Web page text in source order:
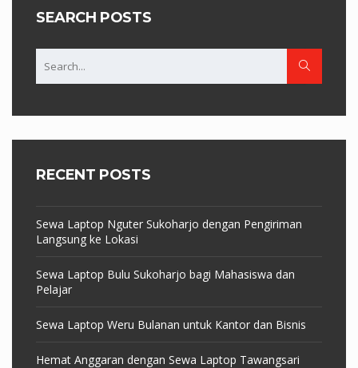
SEARCH POSTS
RECENT POSTS
Sewa Laptop Nguter Sukoharjo dengan Pengiriman
Langsung ke Lokasi
Sewa Laptop Bulu Sukoharjo bagi Mahasiswa dan
Pelajar
Sewa Laptop Weru Bulanan untuk Kantor dan Bisnis
Hemat Anggaran dengan Sewa Laptop Tawangsari